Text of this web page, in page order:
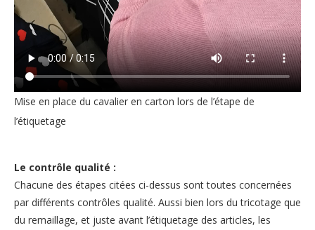
Mise en place du cavalier en carton lors de l’étape de
l’étiquetage
Le contrôle qualité :
Chacune des étapes citées ci-dessus sont toutes concernées
par différents contrôles qualité. Aussi bien lors du tricotage que
du remaillage, et juste avant l’étiquetage des articles, les